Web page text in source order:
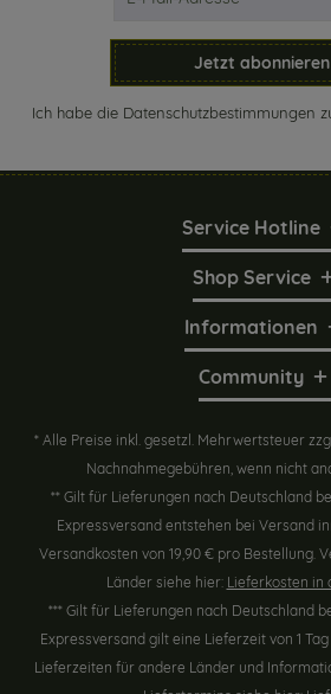
Jetzt abonnieren
Ich habe die Datenschutzbestimmungen
Service Hotline
Shop Service
Informationen
Community
* Alle Preise inkl. gesetzl. Mehrwertsteuer
Nachnahmegebühren, wenn nicht
** Gilt für Lieferungen nach Deutschland
Expressversand entstehen bei Versand
Versandkosten von 19,90 € pro Bestellung.
Länder siehe hier: Lieferkosten in
*** Gilt für Lieferungen nach Deutschland
Expressversand gilt eine Lieferzeit von 1
Lieferzeiten für andere Länder und